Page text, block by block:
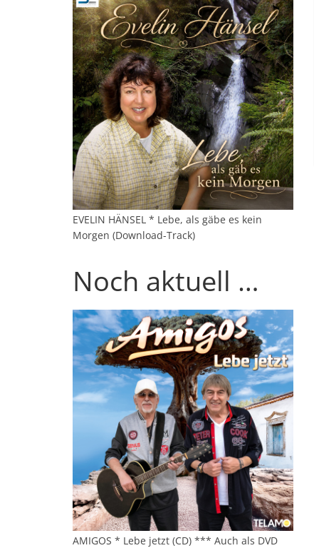
EVELIN HÄNSEL * Lebe, als gäbe es kein
Morgen (Download-Track)
Noch aktuell …
AMIGOS * Lebe jetzt (CD) *** Auch als DVD